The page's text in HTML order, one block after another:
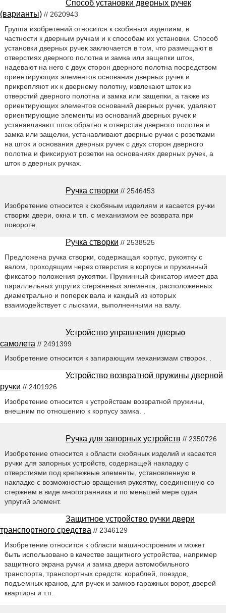
Способ установки дверных ручек
(варианты) // 2620943
Группа изобретений относится к скобяным изделиям, в
частности к дверным ручкам и к способам их установки. Способ
установки дверных ручек заключается в том, что размещают в
отверстиях дверного полотна и замка или защепки шток,
надевают на него с двух сторон дверного полотна посредством
ориентирующих элементов основания дверных ручек и
прикрепляют их к дверному полотну, извлекают шток из
отверстий дверного полотна и замка или защепки, а также из
ориентирующих элементов оснований дверных ручек, удаляют
ориентирующие элементы из оснований дверных ручек и
устанавливают шток обратно в отверстия дверного полотна и
замка или защелки, устанавливают дверные ручки с розетками
на шток и основания дверных ручек с двух сторон дверного
полотна и фиксируют розетки на основаниях дверных ручек, а
шток в дверных ручках.
Ручка створки // 2546453
Изобретение относится к скобяным изделиям и касается ручки
створки двери, окна и т.п. с механизмом ее возврата при
повороте.
Ручка створки // 2538525
Предложена ручка створки, содержащая корпус, рукоятку с
валом, проходящим через отверстия в корпусе и пружинный
фиксатор положения рукоятки. Пружинный фиксатор имеет два
параллельных упругих стержневых элемента, расположенных
диаметрально и поперек вала и каждый из которых
взаимодействует с лысками, выполненными на валу.
Устройство управления дверью
самолета // 2491399
Изобретение относится к запирающим механизмам створок. .
Устройство возвратной пружины дверной
ручки // 2401926
Изобретение относится к устройствам возвратной пружины,
внешним по отношению к корпусу замка. .
Ручка для запорных устройств // 2350726
Изобретение относится к области скобяных изделий и касается
ручки для запорных устройств, содержащей накладку с
отверстиями под крепежные элементы, установленную в
накладке с возможностью вращения рукоятку, соединенную со
стержнем в виде многогранника и по меньшей мере один
упругий элемент.
Защитное устройство ручки двери
транспортного средства // 2346129
Изобретение относится к области машиностроения и может
быть использовано в качестве защитного устройства, например
защитного экрана ручки и замка двери автомобильного
транспорта, транспортных средств: кораблей, поездов,
подъемных кранов, для ручек и замков гаражных ворот, дверей
квартиры и т.п.